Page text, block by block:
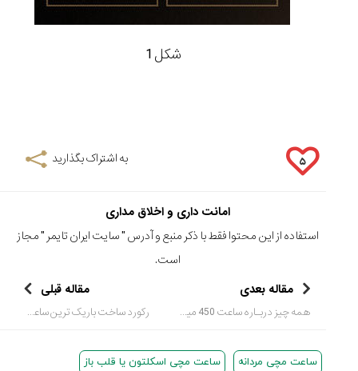
شکل 1
۵ به اشتراک بگذارید
امانت داری و اخلاق مداری
استفاده از این محتوا فقط با ذکر منبع و آدرس "سایت ایران تایمر " مجاز
است.
مقاله بعدی
همه چیز دربـاره ساعت 450 میلیونی حسین هدایتی
مقاله قبلی
رکورد ساخت باریک ترین ساعت توسط شرکت " ژژ لاکورتر" شکسته شد
ساعت مچی مردانه ساعت مچی اسکلتون یا قلب باز